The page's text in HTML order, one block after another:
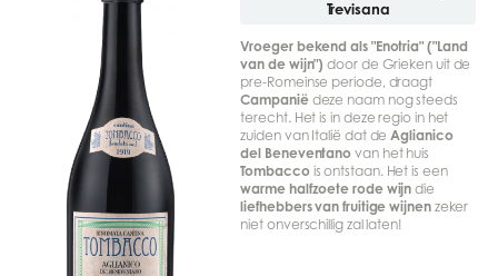
Trevisana
Vroeger bekend als "Enotria" ("Land
van de wijn") door de Grieken uit de
pre-Romeinse periode, draagt
Campaniëdeze naam nog steeds
terecht. Het is in deze regio in het
zuiden van Italië dat de Aglianico
del Beneventano van het huis
Tombaccois ontstaan. Het is een
warme halfzoete rode wijn die
liefhebbers van fruitige wijnenzeker
niet onverschillig zal laten!